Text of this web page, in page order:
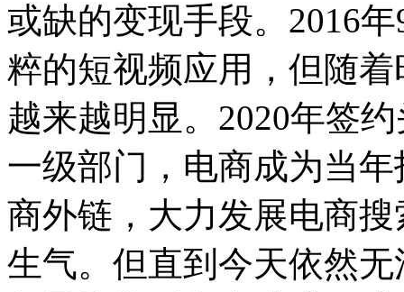
或缺的变现手段。2016
粹的短视频应用，但随
越来越明显。2020年签
一级部门，电商成为当
商外链，大力发展电商
生气。但直到今天依然